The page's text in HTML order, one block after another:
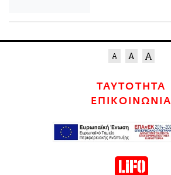
ΤΑΥΤΟΤΗΤΑ
ΕΠΙΚΟΙΝΩΝΙΑ